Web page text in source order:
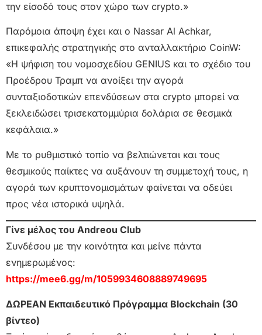
την είσοδό τους στον χώρο των crypto.»
Παρόμοια άποψη έχει και ο Nassar Al Achkar,
επικεφαλής στρατηγικής στο ανταλλακτήριο CoinW:
«Η ψήφιση του νομοσχεδίου GENIUS και το σχέδιο του
Προέδρου Τραμπ να ανοίξει την αγορά
συνταξιοδοτικών επενδύσεων στα crypto μπορεί να
ξεκλειδώσει τρισεκατομμύρια δολάρια σε θεσμικά
κεφάλαια.»
Με το ρυθμιστικό τοπίο να βελτιώνεται και τους
θεσμικούς παίκτες να αυξάνουν τη συμμετοχή τους, η
αγορά των κρυπτονομισμάτων φαίνεται να οδεύει
προς νέα ιστορικά υψηλά.
Γίνε μέλος του Andreou Club
Συνδέσου με την κοινότητα και μείνε πάντα
ενημερωμένος:
https://mee6.gg/m/1059934608889749695
ΔΩΡΕΑΝ Εκπαιδευτικό Πρόγραμμα Blockchain (30
βίντεο)